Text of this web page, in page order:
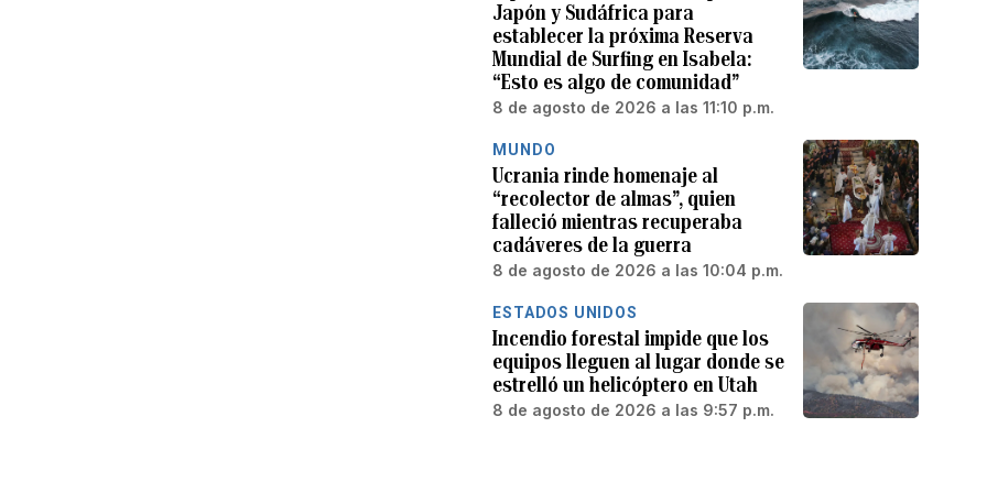
Japón y Sudáfrica para
establecer la próxima Reserva
Mundial de Surfing en Isabela:
“Esto es algo de comunidad”
8 de agosto de 2026 a las 11:10 p.m.
MUNDO
Ucrania rinde homenaje al
“recolector de almas”, quien
falleció mientras recuperaba
cadáveres de la guerra
8 de agosto de 2026 a las 10:04 p.m.
ESTADOS UNIDOS
Incendio forestal impide que los
equipos lleguen al lugar donde se
estrelló un helicóptero en Utah
8 de agosto de 2026 a las 9:57 p.m.